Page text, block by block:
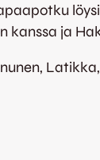
kanssa ja